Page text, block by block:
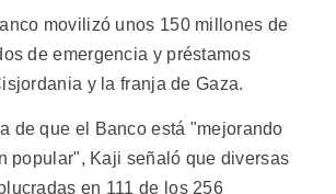
movilizó unos 150 millones de
de emergencia y préstamos
y la franja de Gaza.
de que el Banco está "mejorando
popular", Kaji señaló que diversas
en 111 de los 256